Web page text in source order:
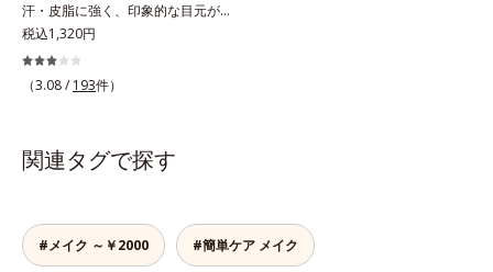
汗・皮脂に強く、印象的な目元が続
く。なめらかなタッチでブレずに美
しいラインが簡単に描ける、リキッ
ドタイプのアイライナーです。シャ
も描きやすいバランスの筆を採用。
長い持ち手＆短めの軸で、目の際ギ
ながら、お湯でらくらくオフ(*)でき
て手間要らず！* クレンジングの
税込1,320円
（3.08 / 193件）
関連タグで探す
#メイク ～￥2000 #簡単ケア メイク